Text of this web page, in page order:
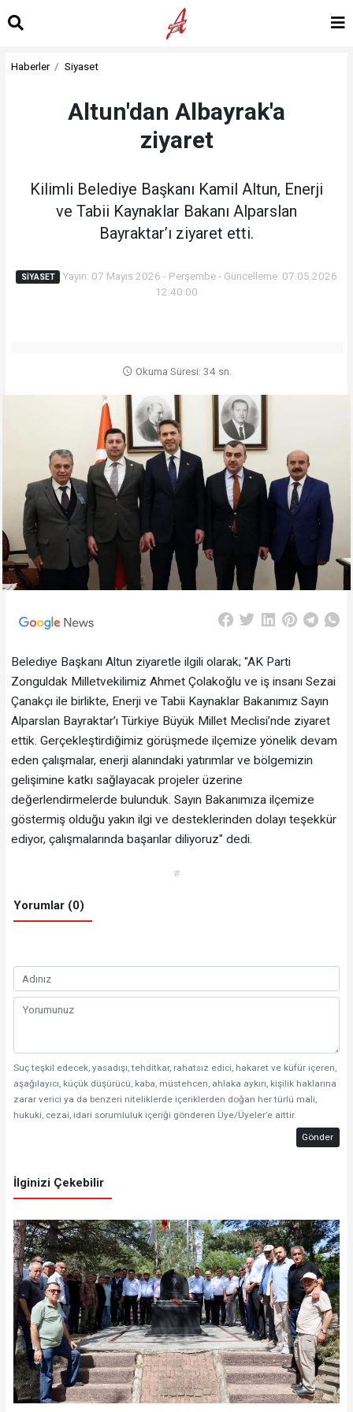
Haberler Siyaset
Altun'dan Albayrak'a
ziyaret
Kilimli Belediye Başkanı Kamil Altun, Enerji
ve Tabii Kaynaklar Bakanı Alparslan
Bayraktar’ı ziyaret etti.
SIYASET
Yayın: 07 Mayıs 2026 - Perşembe - Güncelleme: 07.05.2026
12:40:00
Okuma Süresi: 34 sn.
Belediye Başkanı Altun ziyaretle ilgili olarak; "AK Parti
Zonguldak Milletvekilimiz Ahmet Çolakoğlu ve iş insanı Sezai
Çanakçı ile birlikte, Enerji ve Tabii Kaynaklar Bakanımız Sayın
Alparslan Bayraktar’ı Türkiye Büyük Millet Meclisi’nde ziyaret
ettik. Gerçekleştirdiğimiz görüşmede ilçemize yönelik devam
eden çalışmalar, enerji alanındaki yatırımlar ve bölgemizin
gelişimine katkı sağlayacak projeler üzerine
değerlendirmelerde bulunduk. Sayın Bakanımıza ilçemize
göstermiş olduğu yakın ilgi ve desteklerinden dolayı teşekkür
ediyor, çalışmalarında başarılar diliyoruz" dedi.
#
Yorumlar (0)
Suç teşkil edecek, yasadışı, tehditkar, rahatsız edici, hakaret ve küfür içeren,
aşağılayıcı, küçük düşürücü, kaba, müstehcen, ahlaka aykırı, kişilik haklarına
zarar verici ya da benzeri niteliklerde içeriklerden doğan her türlü mali,
hukuki, cezai, idari sorumluluk içeriği gönderen Üye/Üyeler’e aittir.
Gönder
İlginizi Çekebilir